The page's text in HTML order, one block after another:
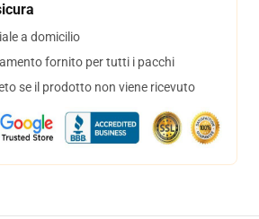
a domicilio
fornito per tutti i pacchi
se il prodotto non viene ricevuto